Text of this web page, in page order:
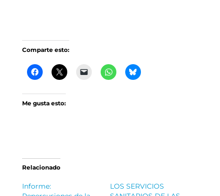
Comparte esto:
Me gusta esto:
Relacionado
Informe:
LOS SERVICIOS